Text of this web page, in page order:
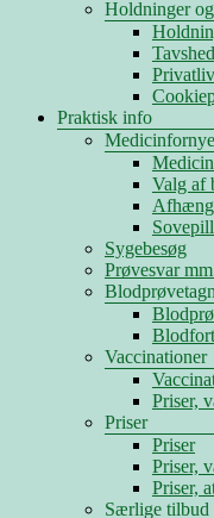
Holdninger
Praktisk info
Valg af
Sygebesøg
Prøvesvar
Vaccinationer
Priser,
Priser
Priser
Priser,
Priser,
Særlige tilbud